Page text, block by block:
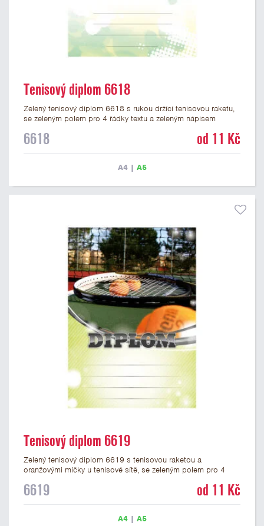
Tenisový diplom 6618
Zelený tenisový diplom 6618 s rukou držící tenisovou raketu,
se zeleným polem pro 4 řádky textu a zeleným nápisem
Papírový diplom s motivem TENIS má gramáž 250 g/m2.
6618 od 11 Kč
A4| A5
Tenisový diplom 6619
Zelený tenisový diplom 6619 s tenisovou raketou a
oranžovými míčky u tenisové sítě, se zeleným polem pro 4
máme ve formátu A4 a A5. Papírový diplom s motivem TENIS
6619 od 11 Kč
A4| A5